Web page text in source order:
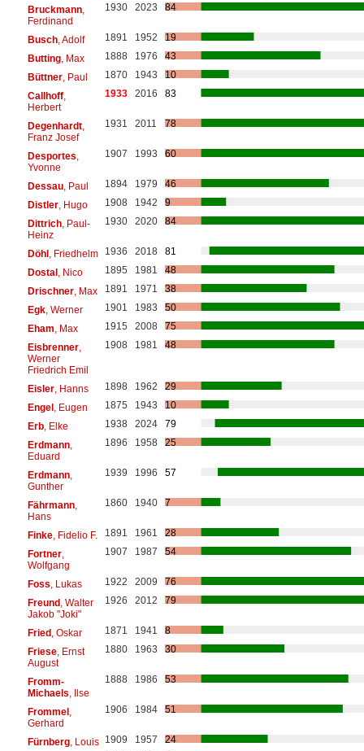
Bruckmann,
Ferdinand
1930 2023 84
Busch, Adolf 1891 1952
19
Butting, Max 1888 1976
43
Büttner, Paul 1870 1943
10
Callhoff,
Herbert
1933 2016 83
Degenhardt,
Franz Josef
1931 2011 78
Desportes
Yvonne
1907 1993 60
Dessau, Paul 1894 1979
46
Distler, Hugo 1908 1942
9
Dittrich, Paul-
Heinz
1930 2020 84
Döhl, Friedhelm 1936 2018
81
Dostal, Nico 1895 1981
48
Drischner, Max 1891 1971
38
Egk, Werner 1901 1983
50
Eham , Max 1915 2008
75
Eisbrenner,
Werner
Friedrich Emil
1908 1981 48
Eisler, Hanns 1898 1962
29
Engel, Eugen 1875 1943
10
Erb, Elke 1938 2024
79
Erdmann,
Eduard
1896 1958 25
Erdmann,
Gunther
1939 1996 57
Fährmann,
Hans
1860 1940 7
Finke, Fidelio F. 1891 1961
28
Fortner,
Wolfgang
1907 1987 54
Foss , Lukas 1922 2009
76
Freund, Walter
Jakob "Joki"
1926 2012 79
Fried, Oskar 1871 1941
8
Friese, Ernst
August
1880 1963 30
Fromm-
Michaels , Ilse
1888 1986 53
Frommel,
Gerhard
1906 1984 51
Fürnberg, Louis 1909 1957
24